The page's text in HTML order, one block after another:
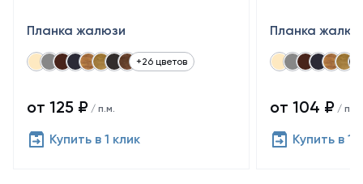
Планка жалюзи
+26 цветов
от 125 ₽ / п.м.
Купить в 1 клик
Планка
от 104 ₽ / п.м.
Купить в 1